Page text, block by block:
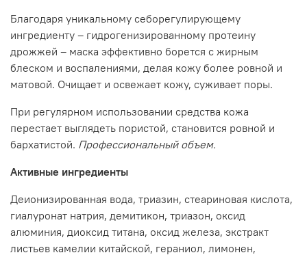
Благодаря уникальному себорегулирующему
ингредиенту – гидрогенизированному протеину
дрожжей – маска эффективно борется с жирным
блеском и воспалениями, делая кожу более ровной и
матовой. Очищает и освежает кожу, суживает поры.
При регулярном использовании средства кожа
перестает выглядеть пористой, становится ровной и
бархатистой. Профессиональный объем.
Активные ингредиенты
Деионизированная вода, триазин, стеариновая кислота,
гиалуронат натрия, демитикон, триазон, оксид
алюминия, диоксид титана, оксид железа, экстракт
листьев камелии китайской, гераниол, лимонен,